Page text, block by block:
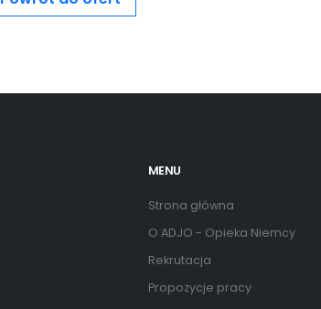
MENU
Strona główna
O ADJO - Opieka Niemcy
Rekrutacja
Propozycje pracy